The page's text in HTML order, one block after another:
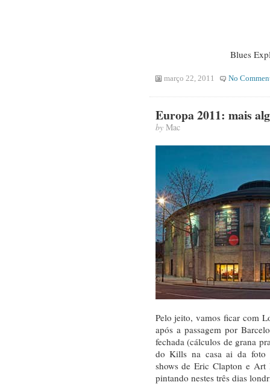
Blues
março 22, 2011 No
Europa 2011: mais
byMac
Pelo jeito, vamos ficar com
após a passagem por
fechada (cálculos de grana
do Kills na casa ai da foto
shows de Eric Clapton e Art
pintando nestes três dias